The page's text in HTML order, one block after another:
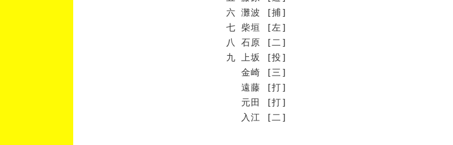
六 灘波 [捕]
七 柴垣 [左]
八 石原 [二]
九 上坂 [投]
金崎 [三]
遠藤 [打]
元田 [打]
入江 [二]